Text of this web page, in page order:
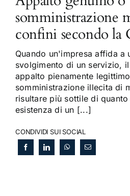
somministrazione
confini secondo la
Quando un'impresa affida a
svolgimento di un servizio,
appalto pienamente
somministrazione illecita di
risultare più sottile di
esistenza di un [...]
CONDIVIDI SUI SOCIAL